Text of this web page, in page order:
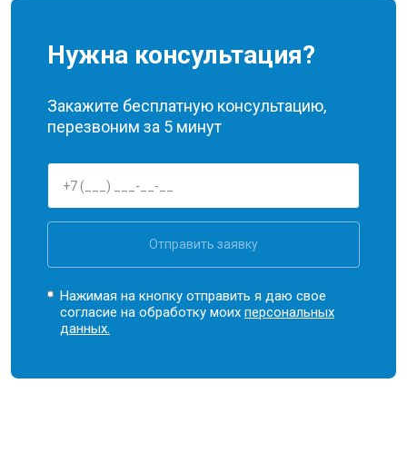
Нужна консультация?
Закажите бесплатную консультацию,
перезвоним за 5 минут
Отправить заявку
Нажимая на кнопку отправить я даю свое
согласие на обработку моихперсональных
данных.